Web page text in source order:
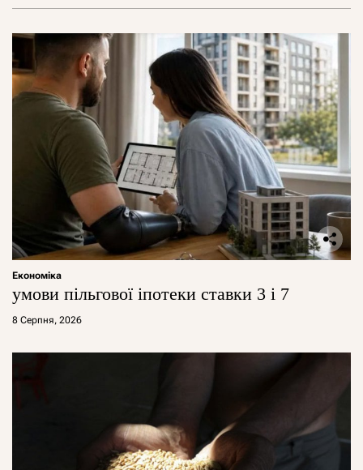
Економіка
умови пільгової іпотеки ставки 3 і 7
8 Серпня, 2026